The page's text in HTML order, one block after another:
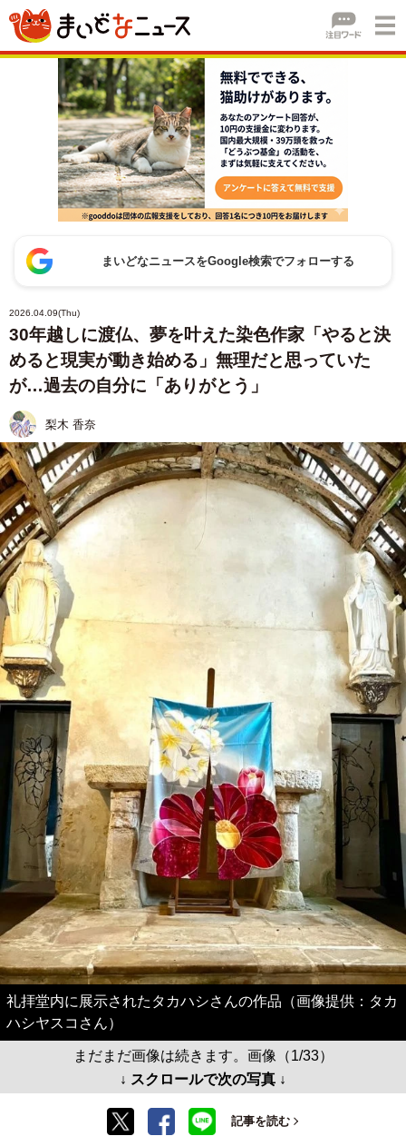
まいどなニュースをGoogle検索でフォローする
2026.04.09(Thu)
30年越しに渡仏、夢を叶えた染色作家「やると決
めると現実が動き始める」無理だと思っていた
が…過去の自分に「ありがとう」
梨木 香奈
礼拝堂内に展示されたタカハシさんの作品（画像提供：タカ
ハシヤスコさん）
まだまだ画像は続きます。画像（1/33）
↓ スクロールで次の写真 ↓
記事を読む